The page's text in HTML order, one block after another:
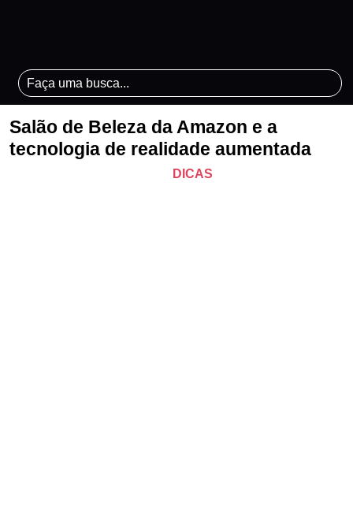
Salão de Beleza da Amazon e a
tecnologia de realidade aumentada
DICAS